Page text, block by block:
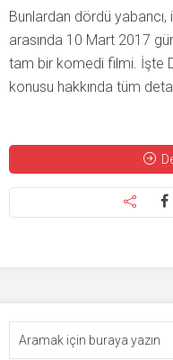
Bunlardan dördü yabancı,
arasında 10 Mart 2017
tam bir komedi filmi. İşte
konusu hakkında tüm